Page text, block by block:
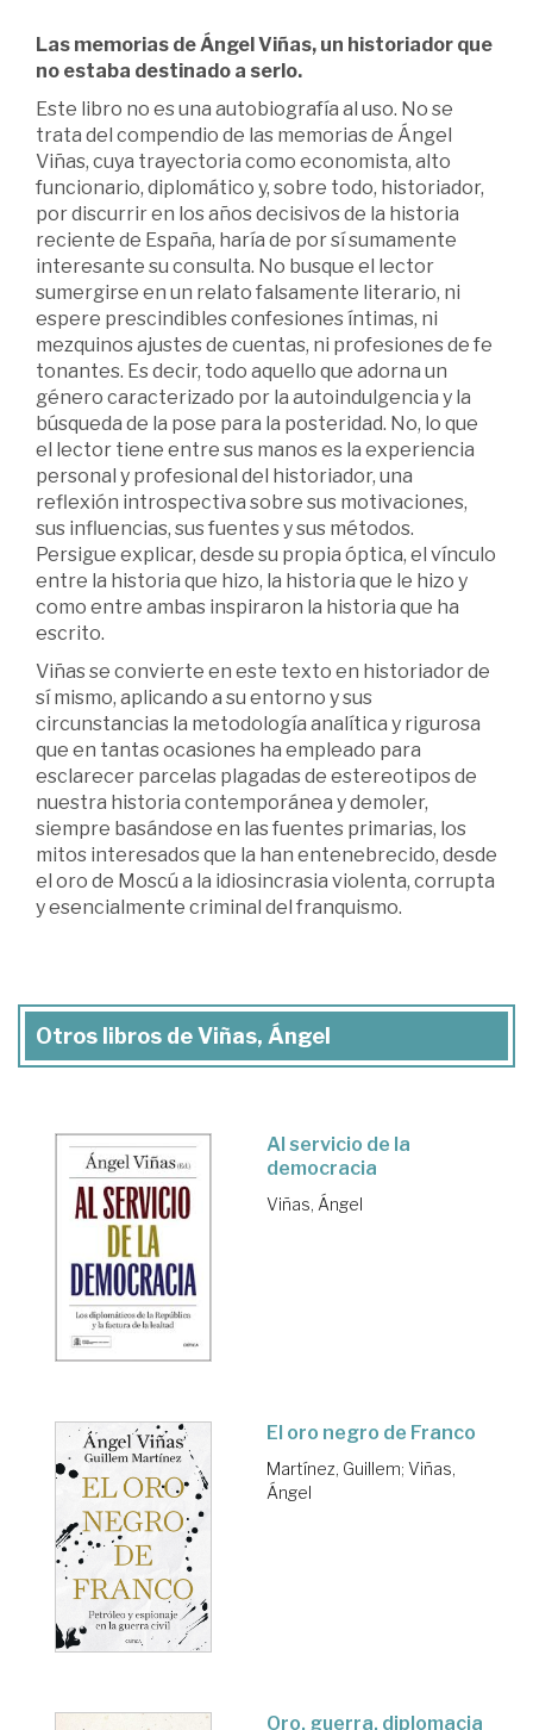
Las memorias de Ángel Viñas, un historiador que
no estaba destinado a serlo.
Este libro no es una autobiografía al uso. No se
trata del compendio de las memorias de Ángel
Viñas, cuya trayectoria como economista, alto
funcionario, diplomático y, sobre todo, historiador,
por discurrir en los años decisivos de la historia
reciente de España, haría de por sí sumamente
interesante su consulta. No busque el lector
sumergirse en un relato falsamente literario, ni
espere prescindibles confesiones íntimas, ni
mezquinos ajustes de cuentas, ni profesiones de fe
tonantes. Es decir, todo aquello que adorna un
género caracterizado por la autoindulgencia y la
búsqueda de la pose para la posteridad. No, lo que
el lector tiene entre sus manos es la experiencia
personal y profesional del historiador, una
reflexión introspectiva sobre sus motivaciones,
sus influencias, sus fuentes y sus métodos.
Persigue explicar, desde su propia óptica, el vínculo
entre la historia que hizo, la historia que le hizo y
como entre ambas inspiraron la historia que ha
escrito.
Viñas se convierte en este texto en historiador de
sí mismo, aplicando a su entorno y sus
circunstancias la metodología analítica y rigurosa
que en tantas ocasiones ha empleado para
esclarecer parcelas plagadas de estereotipos de
nuestra historia contemporánea y demoler,
siempre basándose en las fuentes primarias, los
mitos interesados que la han entenebrecido, desde
el oro de Moscú a la idiosincrasia violenta, corrupta
y esencialmente criminal del franquismo.
Otros libros de Viñas, Ángel
Al servicio de la
democracia
Viñas, Ángel
El oro negro de Franco
Martínez, Guillem; Viñas,
Ángel
Oro, guerra, diplomacia